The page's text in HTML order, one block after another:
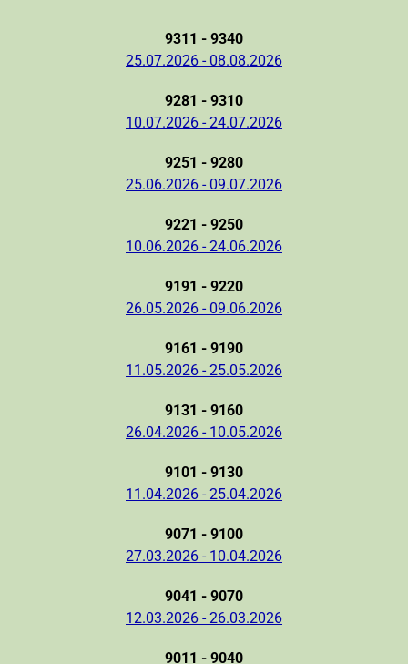
9311 - 9340
25.07.2026 - 08.08.2026
9281 - 9310
10.07.2026 - 24.07.2026
9251 - 9280
25.06.2026 - 09.07.2026
9221 - 9250
10.06.2026 - 24.06.2026
9191 - 9220
26.05.2026 - 09.06.2026
9161 - 9190
11.05.2026 - 25.05.2026
9131 - 9160
26.04.2026 - 10.05.2026
9101 - 9130
11.04.2026 - 25.04.2026
9071 - 9100
27.03.2026 - 10.04.2026
9041 - 9070
12.03.2026 - 26.03.2026
9011 - 9040